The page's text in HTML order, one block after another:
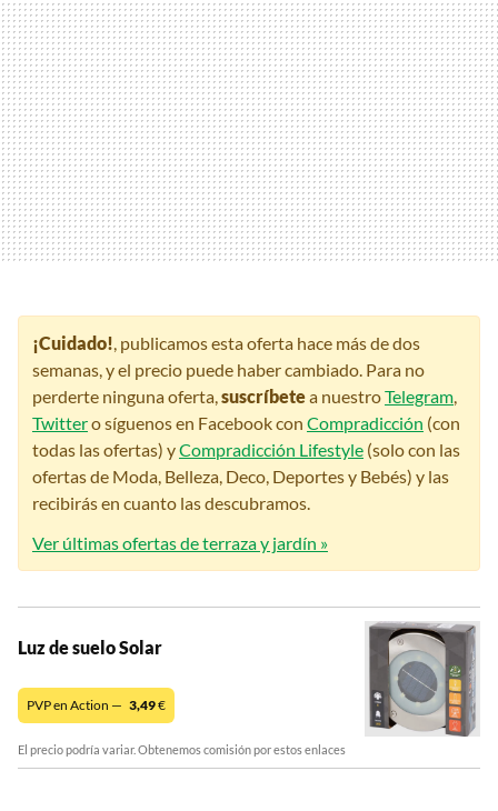
¡Cuidado!, publicamos esta oferta hace más de dos
semanas, y el precio puede haber cambiado. Para no
perderte ninguna oferta,suscríbetea nuestroTelegram,
Twittero síguenos en Facebook con Compradicción (con
todas las ofertas) yCompradicción Lifestyle (solo con las
ofertas de Moda, Belleza, Deco, Deportes y Bebés) y las
recibirás en cuanto las descubramos.
Ver últimas ofertas de terraza y jardín »
Luz de suelo Solar
PVP en Action — 3,49€
El precio podría variar. Obtenemos comisión por estos enlaces